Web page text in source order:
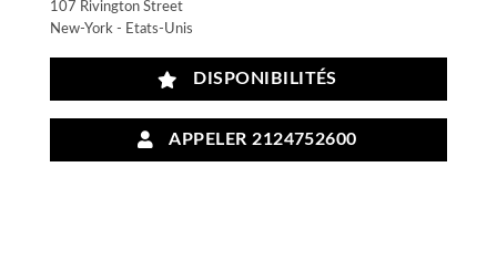
107 Rivington Street
New-York - Etats-Unis
DISPONIBILITÉS
APPELER 2124752600